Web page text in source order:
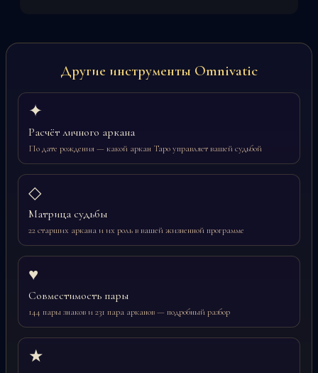
Другие инструменты Omnivatic
✦
Расчёт личного аркана
По дате рождения — какой аркан Таро управляет вашей судьбой
◇
Матрица судьбы
22 старших аркана и их роль в вашей жизненной программе
♥
Совместимость пары
144 пары знаков и 231 пара арканов — подробный разбор
★